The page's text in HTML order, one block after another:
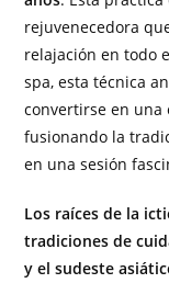
rejuvenecedora
relajación en todo
spa, esta técnica
convertirse en una
fusionando la
en una sesión
Los raíces de la
tradiciones de
y el sudeste